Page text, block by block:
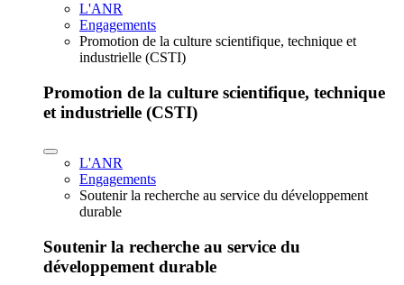
L'ANR
Engagements
Promotion de la culture scientifique, technique et
industrielle (CSTI)
Promotion de la culture scientifique, technique
et industrielle (CSTI)
L'ANR
Engagements
Soutenir la recherche au service du développement
durable
Soutenir la recherche au service du
développement durable